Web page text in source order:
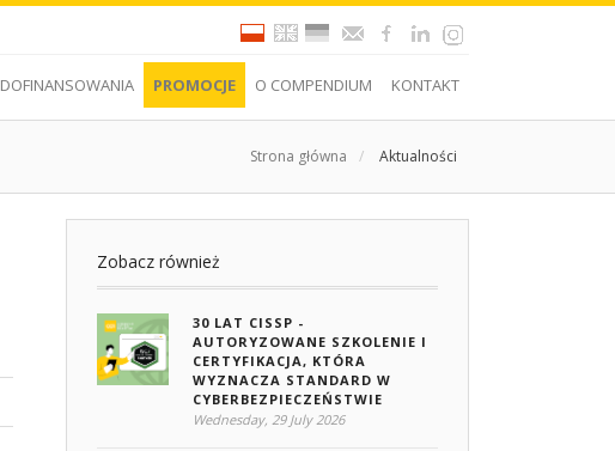
DOFINANSOWANIA PROMOCJE O COMPENDIUM KONTAKT
Strona główna / Aktualności
Zobacz również
30 LAT CISSP -
AUTORYZOWANE SZKOLENIE I
CERTYFIKACJA, KTÓRA
WYZNACZA STANDARD W
CYBERBEZPIECZEŃSTWIE
Wednesday, 29 July 2026